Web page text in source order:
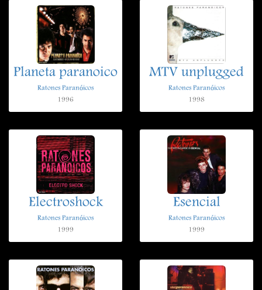
Planeta paranoico
Ratones Paranóicos
1996
MTV unplugged
Ratones Paranóicos
1998
Electroshock
Ratones Paranóicos
1999
Esencial
Ratones Paranóicos
1999